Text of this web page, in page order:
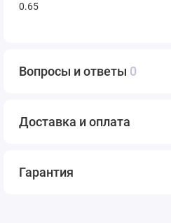
0.65
Вопросы и ответы 0
Доставка и оплата
Гарантия